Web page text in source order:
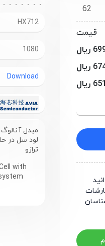
62
قیمت
HX712
1080
Download
ترازو
with